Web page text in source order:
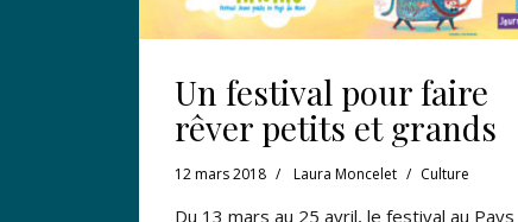
Un festival pour faire
rêver petits et grands
12 mars 2018 Laura Moncelet Culture
Du 13 mars au 25 avril, le festival au Pays